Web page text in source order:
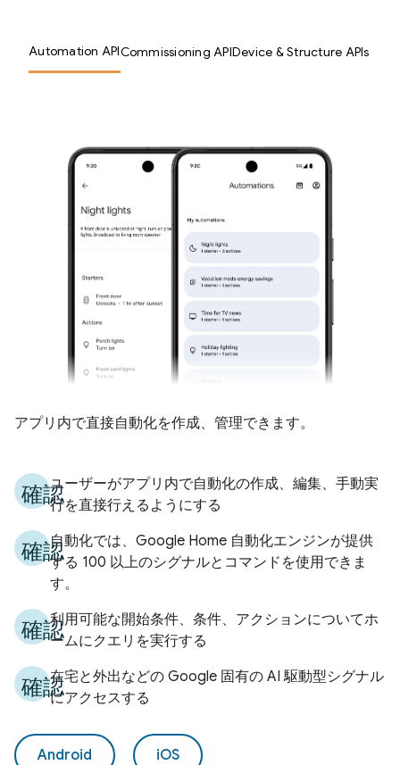
Automation APICommissioning APIDevice & Structure APIs
アプリ内で直接自動化を作成、管理できます。
確認ユーザーがアプリ内で自動化の作成、編集、手動実
行を直接行えるようにする
確認自動化では、Google Home 自動化エンジンが提供
する 100 以上のシグナルとコマンドを使用できま
す。
確認利用可能な開始条件、条件、アクションについてホ
ームにクエリを実行する
確認在宅と外出などの Google 固有の AI 駆動型シグナル
にアクセスする
Android iOS